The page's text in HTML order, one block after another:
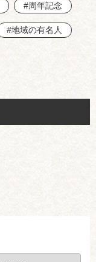
#周年記念
#地域の有名人